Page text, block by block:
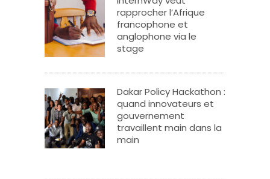
rapprocher l’Afrique
francophone et
anglophone via le
stage
Dakar Policy Hackathon :
quand innovateurs et
gouvernement
travaillent main dans la
main